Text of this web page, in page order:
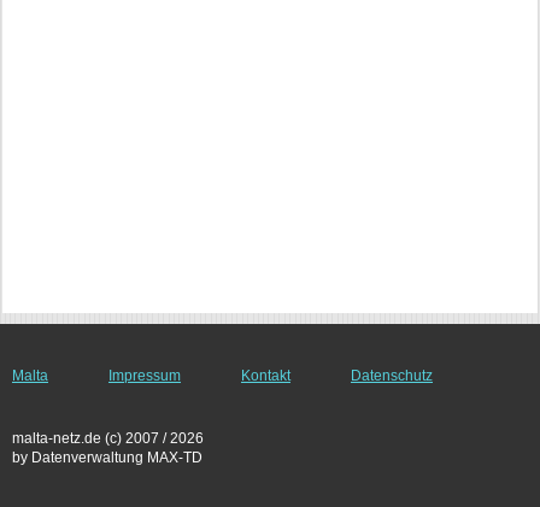
Malta Impressum Kontakt Datenschutz
malta-netz.de (c) 2007 / 2026
by Datenverwaltung MAX-TD